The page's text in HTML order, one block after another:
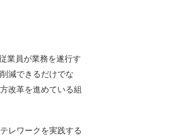
業員が業務を遂行す
減できるだけでな
改革を進めている組
レワークを実践する